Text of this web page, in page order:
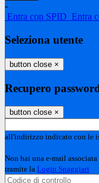
-
Entra con SPID Entra
Seleziona utente
button close ×
Recupero
button close ×
all'indirizzo indicato con le
Non hai una e-mail
tramite la Login Spaggiari